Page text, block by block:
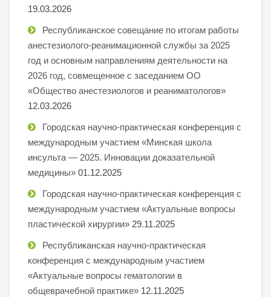
19.03.2026
Республиканское совещание по итогам работы
анестезиолого-реанимационной службы за 2025
год и основным направлениям деятельности на
2026 год, совмещенное с заседанием ОО
«Общество анестезиологов и реаниматологов»
12.03.2026
Городская научно-практическая конференция с
международным участием «Минская школа
инсульта — 2025. Инновации доказательной
медицины» 01.12.2025
Городская научно-практическая конференция с
международным участием «Актуальные вопросы
пластической хирургии» 29.11.2025
Республиканская научно-практическая
конференция с международным участием
«Актуальные вопросы гематологии в
общеврачебной практике» 12.11.2025